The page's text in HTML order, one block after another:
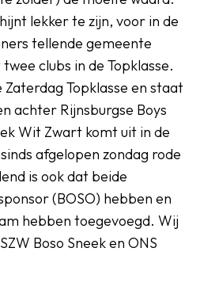
lekker te zijn, voor in de
tellende gemeente
clubs in de Topklasse.
Zaterdag Topklasse en staat
achter Rijnsburgse Boys
Wit Zwart komt uit in de
afgelopen zondag rode
is ook dat beide
(BOSO) hebben en
hebben toegevoegd. Wij
Boso Sneek en ONS